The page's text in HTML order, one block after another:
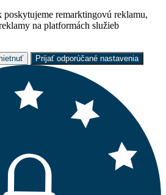
poskytujeme remarktingovú reklamu,
na platformách služieb
Prijať odporúčané nastavenia